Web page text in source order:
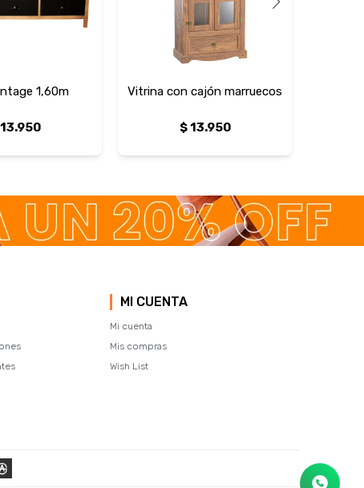
1,60m
13.950
Vitrina con cajón marruecos
$13.950
MI CUENTA
Mi cuenta
Mis compras
Wish List